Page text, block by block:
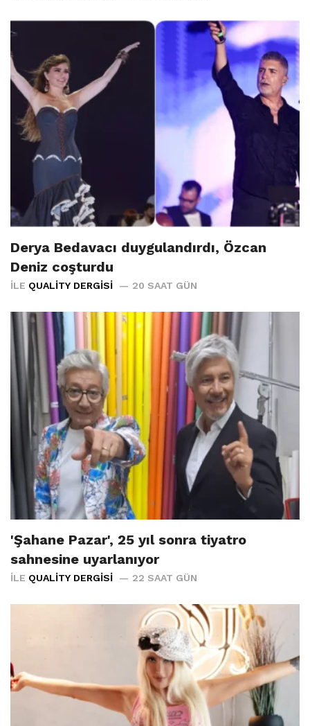
Derya Bedavacı duygulandırdı, Özcan
Deniz coşturdu
İLE QUALITY DERGISI 20 SAAT GÜN
'Şahane Pazar', 25 yıl sonra tiyatro
sahnesine uyarlanıyor
İLE QUALITY DERGISI 22 SAAT GÜN